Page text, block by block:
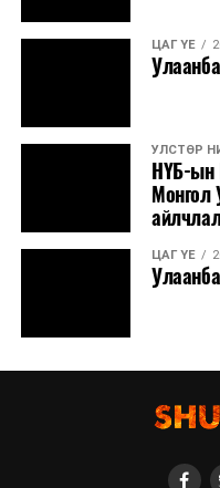
ЦАГ ҮЕ
УЛСТӨР
НҮБ-ын
Монгол
ЦАГ ҮЕ